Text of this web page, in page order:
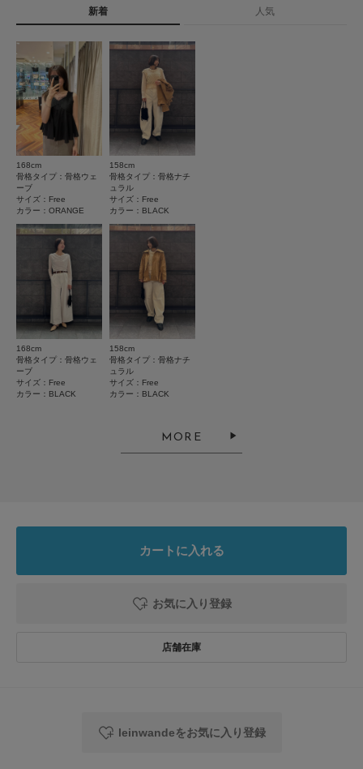
WOMEN
★5
★ 3
★1
レビューはありません。
新着 人気
168cm
骨格タイプ：骨格ウェ
ーブ
サイズ：Free
カラー：ORANGE
168cm
骨格タイプ：骨格ウェ
ーブ
サイズ：Free
カラー：BLACK
158cm
骨格タイプ：骨格ナチ
ュラル
サイズ：Free
カラー：BLACK
158cm
骨格タイプ：骨格ナチ
ュラル
サイズ：Free
カラー：BLACK
MORE
カートに入れる
お気に入り登録
leinwandeをお気に入り登録